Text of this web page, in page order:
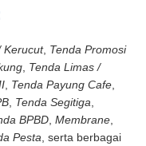
Kerucut, Tenda Promosi
Tenda Limas /
Tenda Payung Cafe
Tenda Segitiga
BPBD Membrane
Pesta , serta berbagai